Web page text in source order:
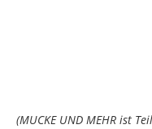
(MUCKE UND MEHR ist